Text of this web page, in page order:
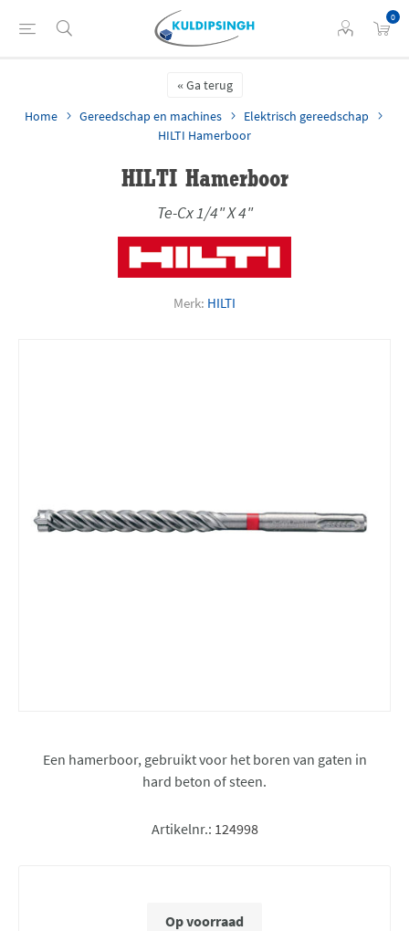
0
Ga terug
Home
Gereedschap en machines
Elektrisch gereedschap
HILTI Hamerboor
HILTI Hamerboor
Te-Cx 1/4" X 4"
Merk: HILTI
Een hamerboor, gebruikt voor het boren van gaten in
hard beton of steen.
Artikelnr.: 124998
Op voorraad